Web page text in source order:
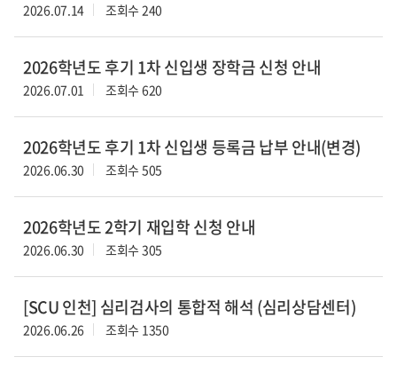
2026.07.14 조회수 240
2026학년도 후기 1차 신입생 장학금 신청 안내
2026.07.01 조회수 620
2026학년도 후기 1차 신입생 등록금 납부 안내(변경)
2026.06.30 조회수 505
2026학년도 2학기 재입학 신청 안내
2026.06.30 조회수 305
[SCU 인천] 심리검사의 통합적 해석 (심리상담센터)
2026.06.26 조회수 1350